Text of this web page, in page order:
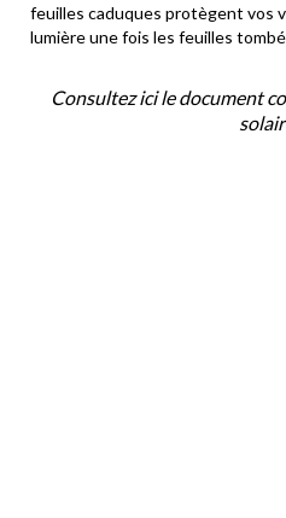
feuilles caduques protègent vos
lumière une fois les feuilles
Consultez ici le document